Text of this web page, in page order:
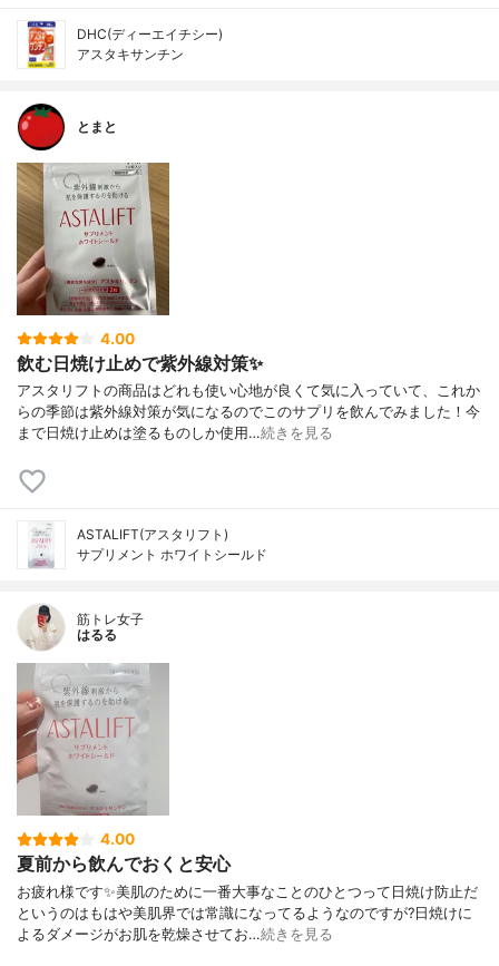
DHC(ディーエイチシー)
アスタキサンチン
とまと
4.00
飲む日焼け止めで紫外線対策✨
アスタリフトの商品はどれも使い心地が良くて気に入っていて、これか
らの季節は紫外線対策が気になるのでこのサプリを飲んでみました！今
まで日焼け止めは塗るものしか使用…続きを見る
ASTALIFT(アスタリフト)
サプリメント ホワイトシールド
筋トレ女子
はるる
4.00
夏前から飲んでおくと安心
お疲れ様です✨美肌のために一番大事なことのひとつって日焼け防止だ
というのはもはや美肌界では常識になってるようなのですが?日焼けに
よるダメージがお肌を乾燥させてお…続きを見る